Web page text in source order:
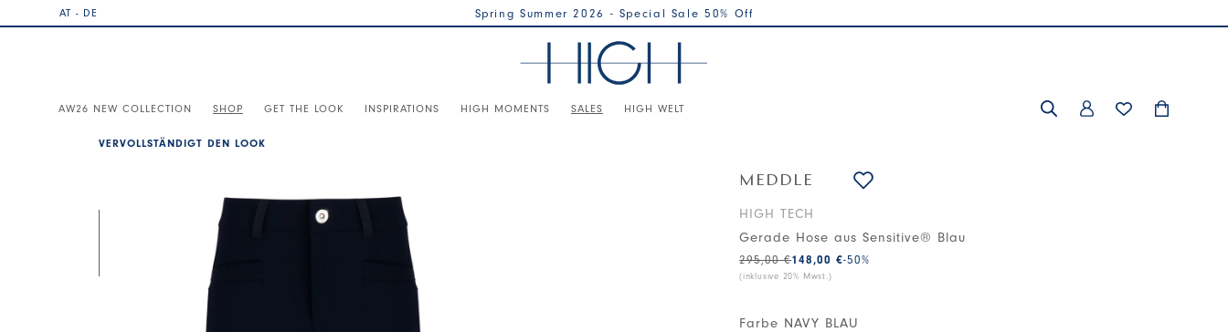
AT - DE Spring Summer 2026 - Special Sale 50% Off
AW26 NEW COLLECTION SHOP GET THE LOOK INSPIRATIONS HIGH MOMENTS SALES HIGH WELT
VERVOLLSTÄNDIGT DEN LOOK
MEDDLE
HIGH TECH
Gerade Hose aus Sensitive® Blau
148,00 €
295,00 € -50%
(inklusive 20% Mwst.)
Farbe NAVY BLAU